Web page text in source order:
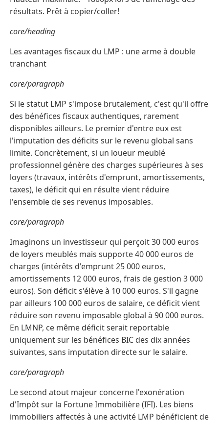
résultats. Prêt à copier/coller!
core/heading
Les avantages fiscaux du LMP : une arme à double
tranchant
core/paragraph
Si le statut LMP s'impose brutalement, c'est qu'il offre
des bénéfices fiscaux authentiques, rarement
disponibles ailleurs. Le premier d'entre eux est
l'imputation des déficits sur le revenu global sans
limite. Concrètement, si un loueur meublé
professionnel génère des charges supérieures à ses
loyers (travaux, intérêts d'emprunt, amortissements,
taxes), le déficit qui en résulte vient réduire
l'ensemble de ses revenus imposables.
core/paragraph
Imaginons un investisseur qui perçoit 30 000 euros
de loyers meublés mais supporte 40 000 euros de
charges (intérêts d'emprunt 25 000 euros,
amortissements 12 000 euros, frais de gestion 3 000
euros). Son déficit s'élève à 10 000 euros. S'il gagne
par ailleurs 100 000 euros de salaire, ce déficit vient
réduire son revenu imposable global à 90 000 euros.
En LMNP, ce même déficit serait reportable
uniquement sur les bénéfices BIC des dix années
suivantes, sans imputation directe sur le salaire.
core/paragraph
Le second atout majeur concerne l'exonération
d'Impôt sur la Fortune Immobilière (IFI). Les biens
immobiliers affectés à une activité LMP bénéficient de